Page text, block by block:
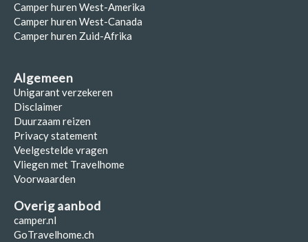
Camper huren West-Amerika
Camper huren West-Canada
Camper huren Zuid-Afrika
Algemeen
Unigarant verzekeren
Disclaimer
Duurzaam reizen
Privacy statement
Veelgestelde vragen
Vliegen met Travelhome
Voorwaarden
Overig aanbod
camper.nl
GoTravelhome.ch